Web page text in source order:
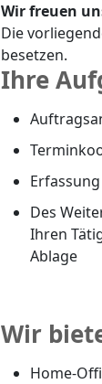
Wir freuen
Die
besetzen.
Ihre
Des
Ihren
Ablage
Wir
Home-